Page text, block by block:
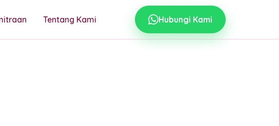
Tentang Kami Hubungi Kami